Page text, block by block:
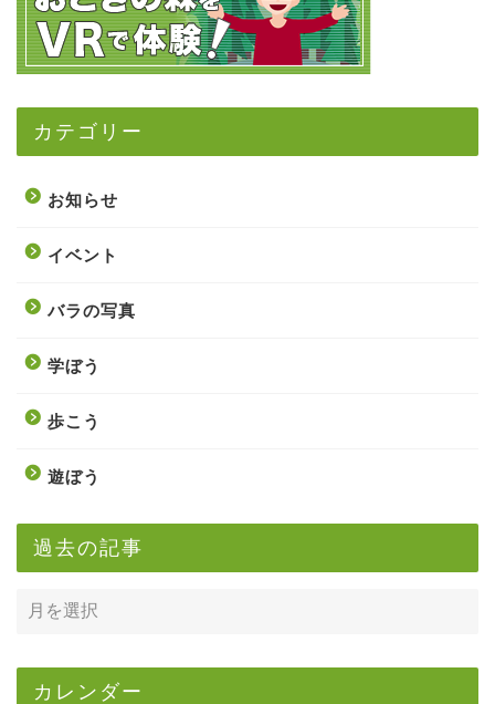
カテゴリー
お知らせ
イベント
バラの写真
学ぼう
歩こう
遊ぼう
過去の記事
カレンダー